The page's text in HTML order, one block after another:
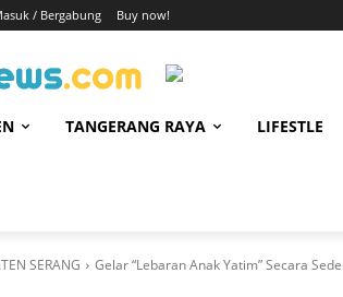
/ Bergabung Buy now!
TANGERANG RAYA LIFESTLE
SERANG Gelar “Lebaran Anak Yatim” Secara